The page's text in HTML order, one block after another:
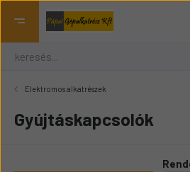
Elektromos alkatrészek
Gyújtáskapcsolók